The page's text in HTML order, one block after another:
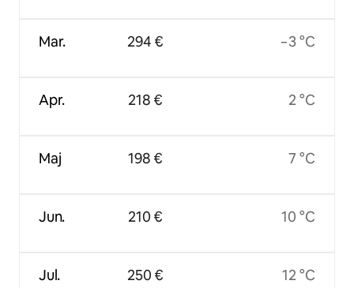
Mar.
Apr.
Maj
Jun.
Jul.
294 €
218 €
198 €
210 €
250 €
−3 °C
2 °C
7 °C
10 °C
12 °C